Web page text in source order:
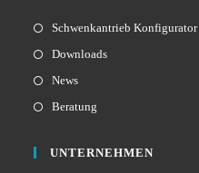
Schwenkantrieb Konfigurator
Downloads
News
Beratung
UNTERNEHMEN